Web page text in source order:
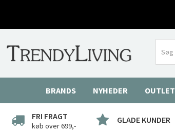
BRANDS NYHEDER OUTLET
FRI FRAGT
køb over 699,-
GLADE KUNDER